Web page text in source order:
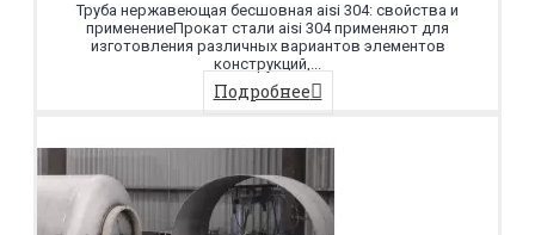
Труба нержавеющая бесшовная aisi 304: свойства и
применениеПрокат стали aisi 304 применяют для
изготовления различных вариантов элементов
конструкций,...
Подробнее